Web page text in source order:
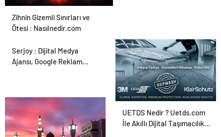
Zihnin Gizemli Sınırları ve
Ötesi : Nasılnedir.com
Serjoy : Dijital Medya
Ajansı, Google Reklam
UETDS Nedir ? Uetds.com
İle Akıllı Dijital Taşımacılık